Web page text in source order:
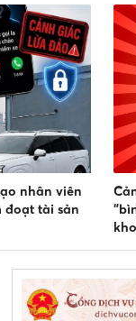
nhân viên
đoạt tài sản